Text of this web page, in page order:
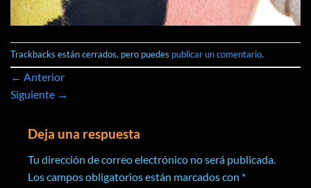
Trackbacks están cerrados, pero puedes publicar un comentario.
← Anterior
Siguiente →
Deja una respuesta
Tu dirección de correo electrónico no será publicada.
Los campos obligatorios están marcados con *